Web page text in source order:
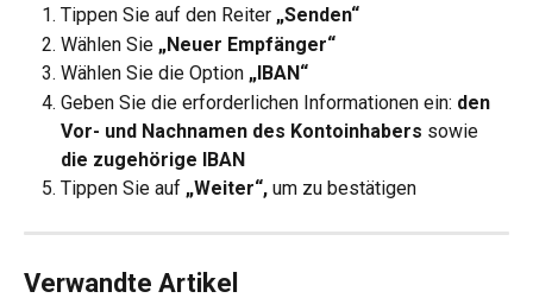
Tippen Sie auf den Reiter „Senden“
Wählen Sie „Neuer Empfänger“
Wählen Sie die Option „IBAN“
Geben Sie die erforderlichen Informationen ein: den
Vor- und Nachnamen des Kontoinhabers sowie
die zugehörige IBAN
Tippen Sie auf „Weiter“, um zu bestätigen
Verwandte Artikel